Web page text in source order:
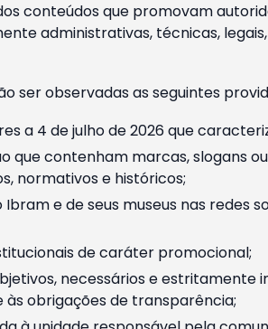
conteúdos que promovam
administrativas, técnicas,
ser observadas as seguintes
a 4 de julho de 2026 que
que contenham marcas, slogans
normativos e históricos;
e de seus museus nas redes
de caráter promocional;
necessários e
obrigações de transparência;